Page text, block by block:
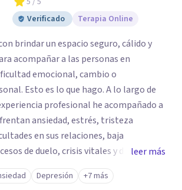
Verificado
Terapia Online
brindar un espacio seguro, cálido y
acompañar a las personas en
emocional, cambio o
es lo que hago. A lo largo de
profesional he acompañado a
ansiedad, estrés, tristeza
en sus relaciones, baja
de duelo, crisis vitales y desafíos
la adaptación a nuevas etapas de la vida.
en la escucha empática, el respeto por
leer más
Depresión +7 más